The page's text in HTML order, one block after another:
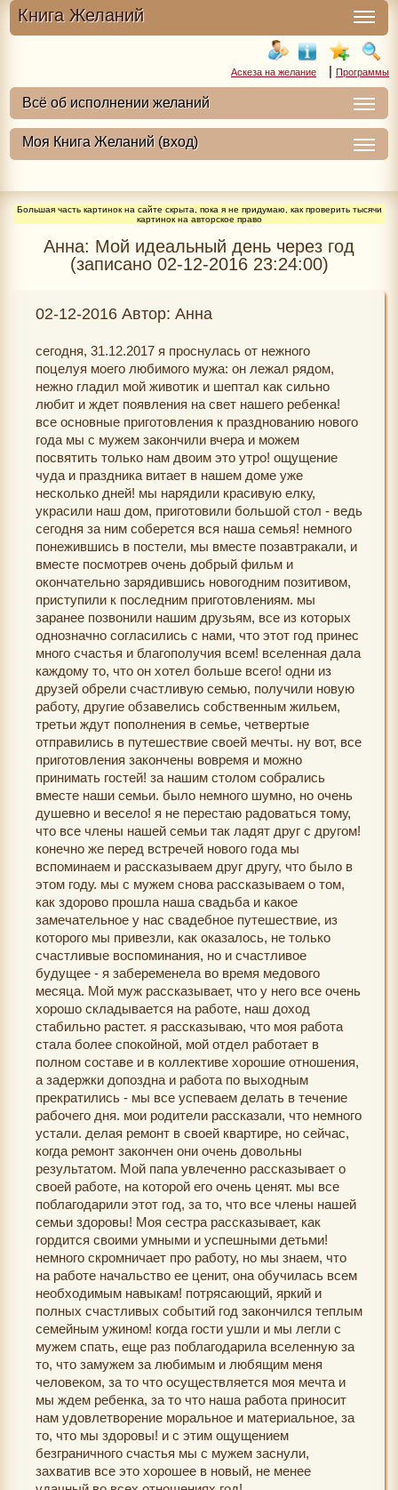
Книга Желаний
Аскеза на желание | Программы
Большая часть картинок на сайте скрыта, пока я не придумаю, как проверить тысячи
картинок на авторское право
Анна: Мой идеальный день через год
(записано 02-12-2016 23:24:00)
02-12-2016 Автор: Анна
сегодня, 31.12.2017 я проснулась от нежного
поцелуя моего любимого мужа: он лежал рядом,
нежно гладил мой животик и шептал как сильно
любит и ждет появления на свет нашего ребенка!
все основные приготовления к празднованию нового
года мы с мужем закончили вчера и можем
посвятить только нам двоим это утро! ощущение
чуда и праздника витает в нашем доме уже
несколько дней! мы нарядили красивую елку,
украсили наш дом, приготовили большой стол - ведь
сегодня за ним соберется вся наша семья! немного
понежившись в постели, мы вместе позавтракали, и
вместе посмотрев очень добрый фильм и
окончательно зарядившись новогодним позитивом,
приступили к последним приготовлениям. мы
заранее позвонили нашим друзьям, все из которых
однозначно согласились с нами, что этот год принес
много счастья и благополучия всем! вселенная дала
каждому то, что он хотел больше всего! одни из
друзей обрели счастливую семью, получили новую
работу, другие обзавелись собственным жильем,
третьи ждут пополнения в семье, четвертые
отправились в путешествие своей мечты. ну вот, все
приготовления закончены вовремя и можно
принимать гостей! за нашим столом собрались
вместе наши семьи. было немного шумно, но очень
душевно и весело! я не перестаю радоваться тому,
что все члены нашей семьи так ладят друг с другом!
конечно же перед встречей нового года мы
вспоминаем и рассказываем друг другу, что было в
этом году. мы с мужем снова рассказываем о том,
как здорово прошла наша свадьба и какое
замечательное у нас свадебное путешествие, из
которого мы привезли, как оказалось, не только
счастливые воспоминания, но и счастливое
будущее - я забеременела во время медового
месяца. Мой муж рассказывает, что у него все очень
хорошо складывается на работе, наш доход
стабильно растет. я рассказываю, что моя работа
стала более спокойной, мой отдел работает в
полном составе и в коллективе хорошие отношения,
а задержки допоздна и работа по выходным
прекратились - мы все успеваем делать в течение
рабочего дня. мои родители рассказали, что немного
устали. делая ремонт в своей квартире, но сейчас,
когда ремонт закончен они очень довольны
результатом. Мой папа увлеченно рассказывает о
своей работе, на которой его очень ценят. мы все
поблагодарили этот год, за то, что все члены нашей
семьи здоровы! Моя сестра рассказывает, как
гордится своими умными и успешными детьми!
немного скромничает про работу, но мы знаем, что
на работе начальство ее ценит, она обучилась всем
необходимым навыкам! потрясающий, яркий и
полных счастливых событий год закончился теплым
семейным ужином! когда гости ушли и мы легли с
мужем спать, еще раз поблагодарила вселенную за
то, что замужем за любимым и любящим меня
человеком, за то что осуществляется моя мечта и
мы ждем ребенка, за то что наша работа приносит
нам удовлетворение моральное и материальное, за
то, что мы здоровы! и с этим ощущением
безграничного счастья мы с мужем заснули,
захватив все это хорошее в новый, не менее